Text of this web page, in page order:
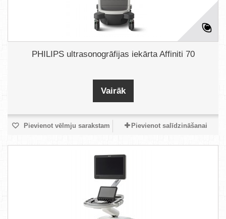
PHILIPS ultrasonogrāfijas iekārta Affiniti 70
Vairāk
Pievienot vēlmju sarakstam Pievienot salīdzināšanai